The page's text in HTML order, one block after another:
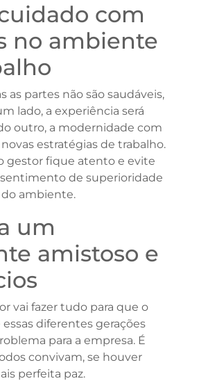
com
no ambiente
as partes não são saudáveis,
lado, a experiência será
outro, a modernidade com
estratégias de trabalho.
gestor fique atento e evite
de superioridade
ambiente.
um
amistoso e
vai fazer tudo para que o
diferentes gerações
para a empresa. É
convivam, se houver
perfeita paz.